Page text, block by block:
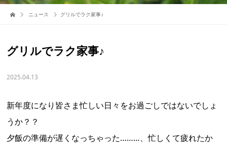
ニュース グリルでラク家事♪
グリルでラク家事♪
2025.04.13
新年度になり皆さま忙しい日々をお過ごしではないでしょ
うか？？
夕飯の準備が遅くなっちゃった………、忙しくて疲れたか